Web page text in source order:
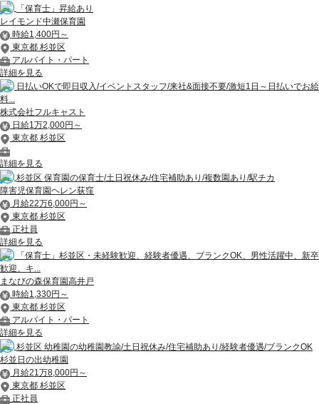
「保育士」昇給あり
レイモンド中瀬保育園
時給1,400円～
東京都 杉並区
アルバイト・パート
詳細を見る
日払いOKで即日収入/イベントスタッフ/来社&面接不要/激短1日～日払いでお給
料...
株式会社フルキャスト
日給1万2,000円～
東京都 杉並区
詳細を見る
杉並区 保育園の保育士/土日祝休み/住宅補助あり/複数園あり/駅チカ
障害児保育園ヘレン荻窪
月給22万6,000円～
東京都 杉並区
正社員
詳細を見る
「保育士」杉並区・未経験歓迎、経験者優遇、ブランクOK、男性活躍中、新卒
歓迎、キ...
まなびの森保育園高井戸
時給1,330円～
東京都 杉並区
アルバイト・パート
詳細を見る
杉並区 幼稚園の幼稚園教諭/土日祝休み/住宅補助あり/経験者優遇/ブランクOK
杉並日の出幼稚園
月給21万8,000円～
東京都 杉並区
正社員